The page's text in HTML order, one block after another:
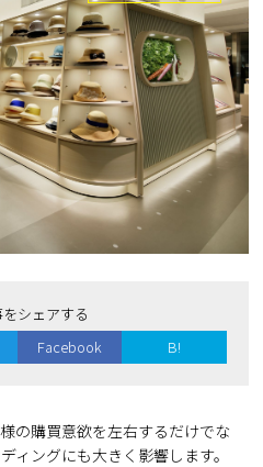
シェアする
Facebook B!
の購買意欲を左右するだけでな
ィングにも大きく影響します。